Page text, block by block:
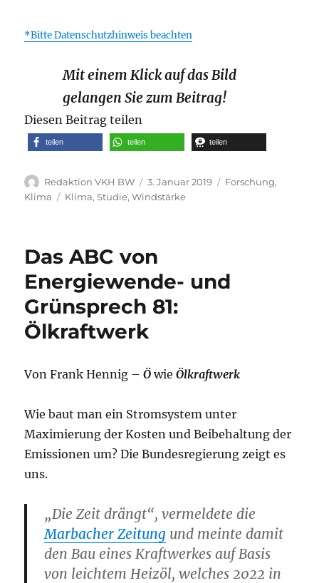
*Bitte Datenschutzhinweis beachten
Mit einem Klick auf das Bild
gelangen Sie zum Beitrag!
Diesen Beitrag teilen
teilen teilen teilen
Autor
Redaktion VKH BW
Veröffentlicht
am
3. Januar 2019 Kategorien
Forschung,
Klima
Schlagwörter
Klima,Studie,Windstärke
Das ABC von
Energiewende- und
Grünsprech 81:
Ölkraftwerk
Von Frank Hennig –Ö wieÖlkraftwerk
Wie baut man ein Stromsystem unter
Maximierung der Kosten und Beibehaltung der
Emissionen um? Die Bundesregierung zeigt es
uns.
„Die Zeit drängt“, vermeldete die
Marbacher Zeitung und meinte damit
den Bau eines Kraftwerkes auf Basis
von leichtem Heizöl, welches 2022 in